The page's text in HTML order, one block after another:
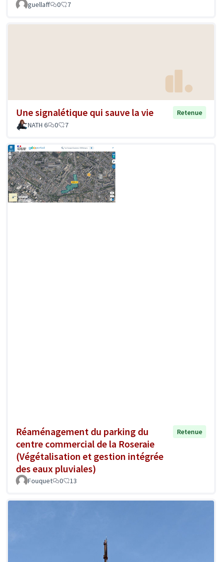
guellaff 0 7
Une signalétique qui sauve la vie
Retenue
NATH 6
0 7
Réaménagement du parking du
centre commercial de la Roseraie
(Végétalisation et gestion intégrée
des eaux pluviales)
Retenue
Fouquet 0 13